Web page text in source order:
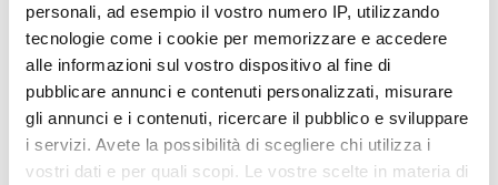
personali, ad esempio il vostro numero IP, utilizzando
tecnologie come i cookie per memorizzare e accedere
alle informazioni sul vostro dispositivo al fine di
pubblicare annunci e contenuti personalizzati, misurare
gli annunci e i contenuti, ricercare il pubblico e sviluppare
i servizi. Avete la possibilità di scegliere chi utilizza i
vostri dati e per quali scopi. Le vostre scelte in materia di
Lei 8.291,04 Lei 10.363,77
- 20%
Lei 7.791,54 Lei 9.739,48
- 20%